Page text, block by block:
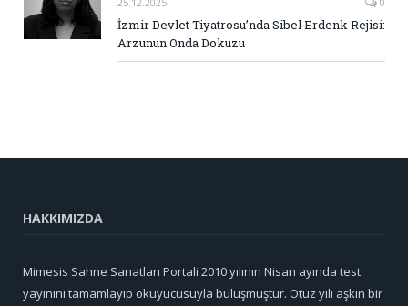
İzmir Devlet Tiyatrosu’nda Sibel Erdenk Rejisi:
Arzunun Onda Dokuzu
HAKKIMIZDA
Mimesis Sahne Sanatları Portali 2010 yılının Nisan ayında test
yayınını tamamlayıp okuyucusuyla buluşmuştur. Otuz yılı aşkın bir